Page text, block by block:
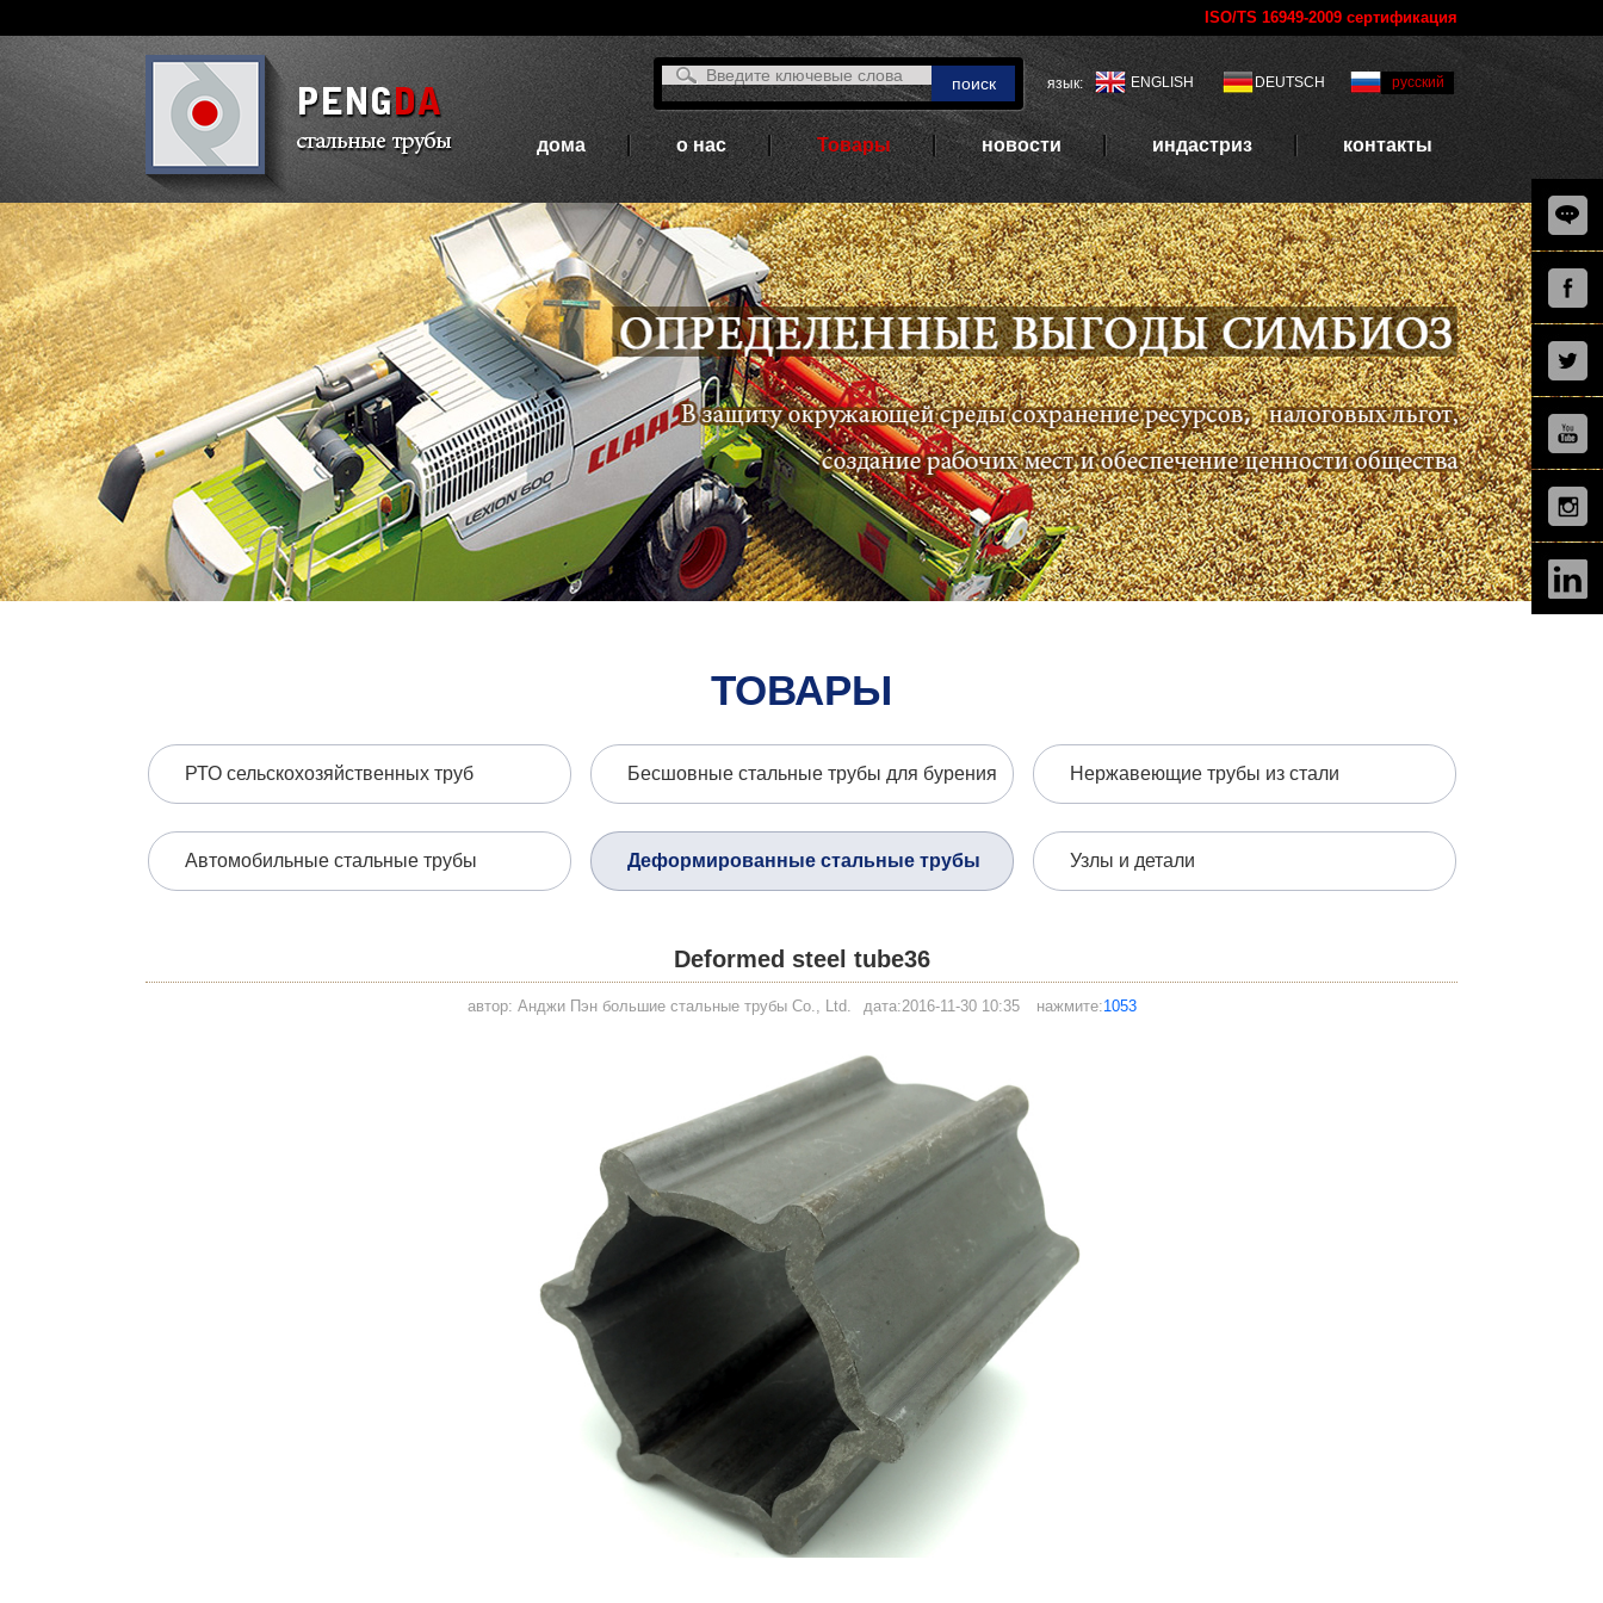
ISO/TS 16949-2009 сертификация
язык: ENGLISH DEUTSCH русский
дома о нас Товары новости индастриз контакты
ТОВАРЫ
РТО сельскохозяйственных труб Бесшовные стальные трубы для бурения Нержавеющие трубы из стали
Автомобильные стальные трубы Деформированные стальные трубы Узлы и детали
Deformed steel tube36
автор: Анджи Пэн большие стальные трубы Co., Ltd. дата:2016-11-30 10:35 нажмите:1053